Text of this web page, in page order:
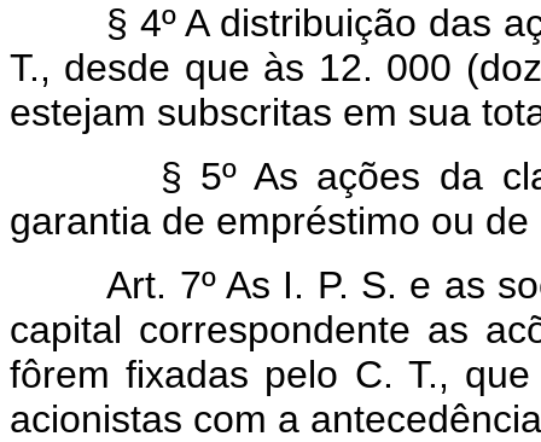
§ 4º A distribuição das
T., desde que às 12. 000
estejam subscritas em sua
§ 5º As ações da
garantia de empréstimo ou
Art. 7º As I. P. S. e as
capital correspondente as
fôrem fixadas pelo C. T.,
acionistas com a